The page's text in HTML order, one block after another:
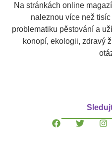
Na stránkách online
naleznou více než
problematiku pěstování a
konopí, ekologii, zdravý